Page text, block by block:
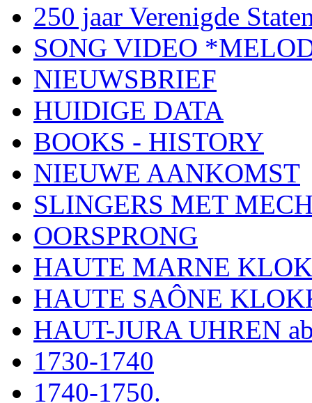
250 jaar Verenigde
SONG VIDEO
NIEUWSBRIEF
HUIDIGE DATA
BOOKS - HISTORY
NIEUWE AANKOMST
SLINGERS MET
OORSPRONG
HAUTE MARNE
HAUTE SAÔNE
HAUT-JURA UHREN
1730-1740
1740-1750.